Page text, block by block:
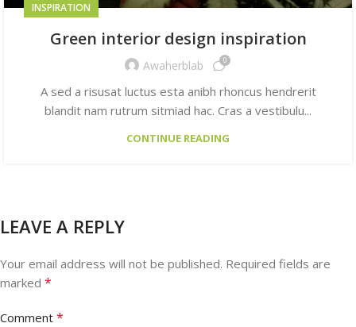
INSPIRATION
Green interior design inspiration
Awaherblab 0
A sed a risusat luctus esta anibh rhoncus hendrerit
blandit nam rutrum sitmiad hac. Cras a vestibulu...
CONTINUE READING
LEAVE A REPLY
Your email address will not be published. Required fields are
marked *
Comment *